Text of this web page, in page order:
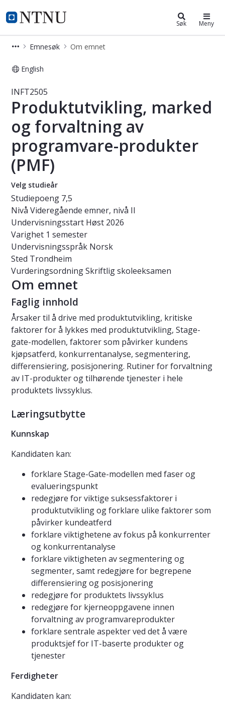
NTNU Hjemmeside
Studier Søk Meny
Emnesøk Om emnet
English
Emne - Produktutvikling, marked
INFT2505
Produktutvikling, marked
og forvaltning av
programvare-produkter
(PMF)
Velg studieår
Studiepoeng 7,5
Nivå Videregående emner, nivå II
Undervisningsstart Høst 2026
Varighet 1 semester
Undervisningsspråk Norsk
Sted Trondheim
VurderingsordningSkriftlig skoleeksamen
Om emnet
Faglig innhold
Årsaker til å drive med produktutvikling, kritiske
faktorer for å lykkes med produktutvikling, Stage-
gate-modellen, faktorer som påvirker kundens
kjøpsatferd, konkurrentanalyse, segmentering,
differensiering, posisjonering. Rutiner for forvaltning
av IT-produkter og tilhørende tjenester i hele
produktets livssyklus.
Læringsutbytte
Kunnskap
Kandidaten kan:
forklare Stage-Gate-modellen med faser og
evalueringspunkt
redegjøre for viktige suksessfaktorer i
produktutvikling og forklare ulike faktorer som
påvirker kundeatferd
forklare viktighetene av fokus på konkurrenter
og konkurrentanalyse
forklare viktigheten av segmentering og
segmenter, samt redegjøre for begrepene
differensiering og posisjonering
redegjøre for produktets livssyklus
redegjøre for kjerneoppgavene innen
forvaltning av programvareprodukter
forklare sentrale aspekter ved det å være
produktsjef for IT-baserte produkter og
tjenester
Ferdigheter
Kandidaten kan: